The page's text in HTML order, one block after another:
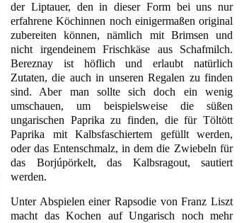
der Liptauer, den in dieser Form bei uns nur
erfahrene Köchinnen noch einigermaßen original
zubereiten können, nämlich mit Brimsen und
nicht irgendeinem Frischkäse aus Schafmilch.
Bereznay ist höflich und erlaubt natürlich
Zutaten, die auch in unseren Regalen zu finden
sind. Aber man sollte sich doch ein wenig
umschauen, um beispielsweise die süßen
ungarischen Paprika zu finden, die für Töltött
Paprika mit Kalbsfaschiertem gefüllt werden,
oder das Entenschmalz, in dem die Zwiebeln für
das Borjúpörkelt, das Kalbsragout, sautiert
werden.
Unter Abspielen einer Rapsodie von Franz Liszt
macht das Kochen auf Ungarisch noch mehr